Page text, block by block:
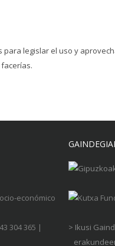
legislar el uso y
económico
304 365 |
> Ikusi